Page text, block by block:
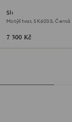
Sluneční brýle
Motýlí tvar, SK6033, Černá
7 300 Kč